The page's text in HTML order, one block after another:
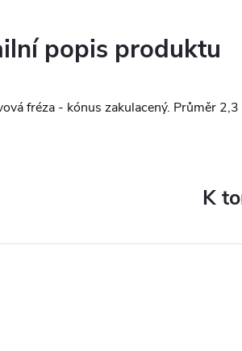
popis produktu
fréza - kónus zakulacený. Průměr
K